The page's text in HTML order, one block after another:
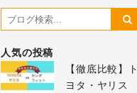
人気の投稿
【徹底比較】ト
ヨタ・ヤリス